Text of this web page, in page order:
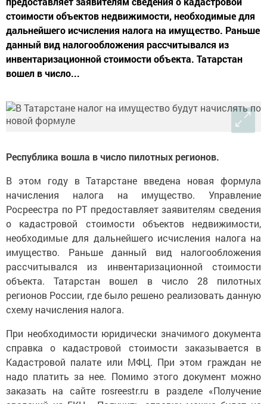
стоимости объектов недвижимости, необходимые для
дальнейшего исчисления налога на имущество. Раньше
данный вид налогообложения рассчитывался из
инвентаризационной стоимости объекта. Татарстан
вошел в число...
Республика вошла в число пилотных регионов.
В этом году в Татарстане введена новая формула
начисления налога на имущество. Управление
Росреестра по РТ предоставляет заявителям сведения
о кадастровой стоимости объектов недвижимости,
необходимые для дальнейшего исчисления налога на
имущество. Раньше данный вид налогообложения
рассчитывался из инвентаризационной стоимости
объекта. Татарстан вошел в число 28 пилотных
регионов России, где было решено реализовать данную
схему начисления налога.
При необходимости юридически значимого документа
справка о кадастровой стоимости заказывается в
Кадастровой палате или МФЦ. При этом граждан не
надо платить за нее. Помимо этого документ можно
заказать на сайте rosreestr.ru в разделе «Получение